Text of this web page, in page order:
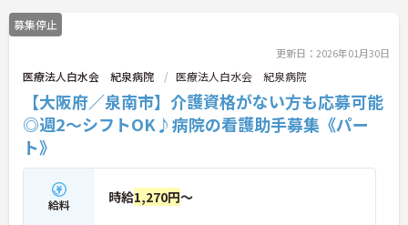
募集停止
更新日：2026年01月30日
医療法人白水会 紀泉病院 医療法人白水会 紀泉病院
【大阪府／泉南市】介護資格がない方も応募可能
◎週2～シフトOK♪病院の看護助手募集《パー
ト》
給料 時給1,270円～